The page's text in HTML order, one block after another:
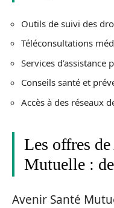
Outils de suivi des
Téléconsultations
Services
Conseils santé et
Accès à des réseaux
Les offres
Mutuelle :
Avenir Santé